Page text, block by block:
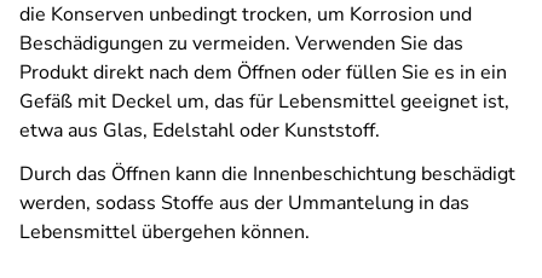
die Konserven unbedingt trocken, um Korrosion und
Beschädigungen zu vermeiden. Verwenden Sie das
Produkt direkt nach dem Öffnen oder füllen Sie es in ein
Gefäß mit Deckel um, das für Lebensmittel geeignet ist,
etwa aus Glas, Edelstahl oder Kunststoff.
Durch das Öffnen kann die Innenbeschichtung beschädigt
werden, sodass Stoffe aus der Ummantelung in das
Lebensmittel übergehen können.